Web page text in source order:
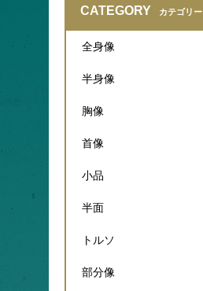
CATEGORY カテゴリー
全身像
半身像
胸像
首像
小品
半面
トルソ
部分像